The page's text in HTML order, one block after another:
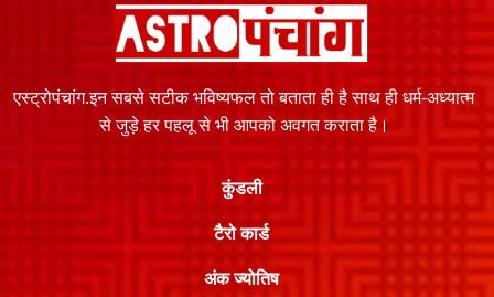
एस्ट्रोपंचांग.इन सबसे सटीक भविष्यफल तो बताता ही है साथ ही धर्म-अध्यात्म
से जुड़े हर पहलू से भी आपको अवगत कराता है।
कुंडली
टैरो कार्ड
अंक ज्योतिष